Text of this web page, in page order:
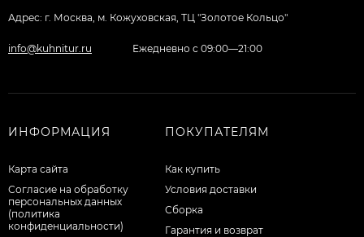
Адрес: г. Москва, м. Кожуховская, ТЦ "Золотое Кольцо"
info@kuhnitur.ru Ежедневно с 09:00—21:00
ИНФОРМАЦИЯ
Карта сайта
Согласие на обработку
персональных данных
(политика
конфиденциальности)
ПОКУПАТЕЛЯМ
Как купить
Условия доставки
Сборка
Гарантия и возврат